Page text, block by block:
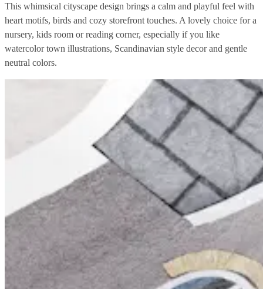
This whimsical cityscape design brings a calm and playful feel with
heart motifs, birds and cozy storefront touches. A lovely choice for a
nursery, kids room or reading corner, especially if you like
watercolor town illustrations, Scandinavian style decor and gentle
neutral colors.